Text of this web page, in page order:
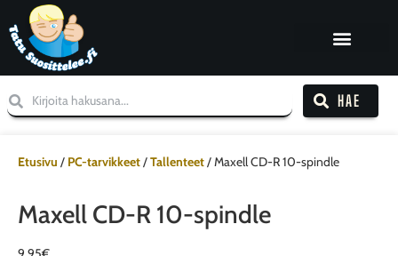
HAE
Etusivu / PC-tarvikkeet/Tallenteet/ Maxell CD-R 10-spindle
Maxell CD-R 10-spindle